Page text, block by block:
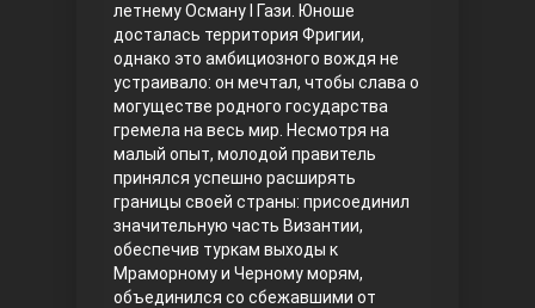
Правосyдие
Любовь напрокат
летнему Осману I Гази. Юноше
досталась территория Фригии,
однако это амбициозного вождя не
устраивало: он мечтал, чтобы слава о
могуществе родного государства
гремела на весь мир. Несмотря на
малый опыт, молодой правитель
принялся успешно расширять
границы своей страны: присоединил
значительную часть Византии,
обеспечив туркам выходы к
Мраморному и Черному морям,
объединился со сбежавшими от